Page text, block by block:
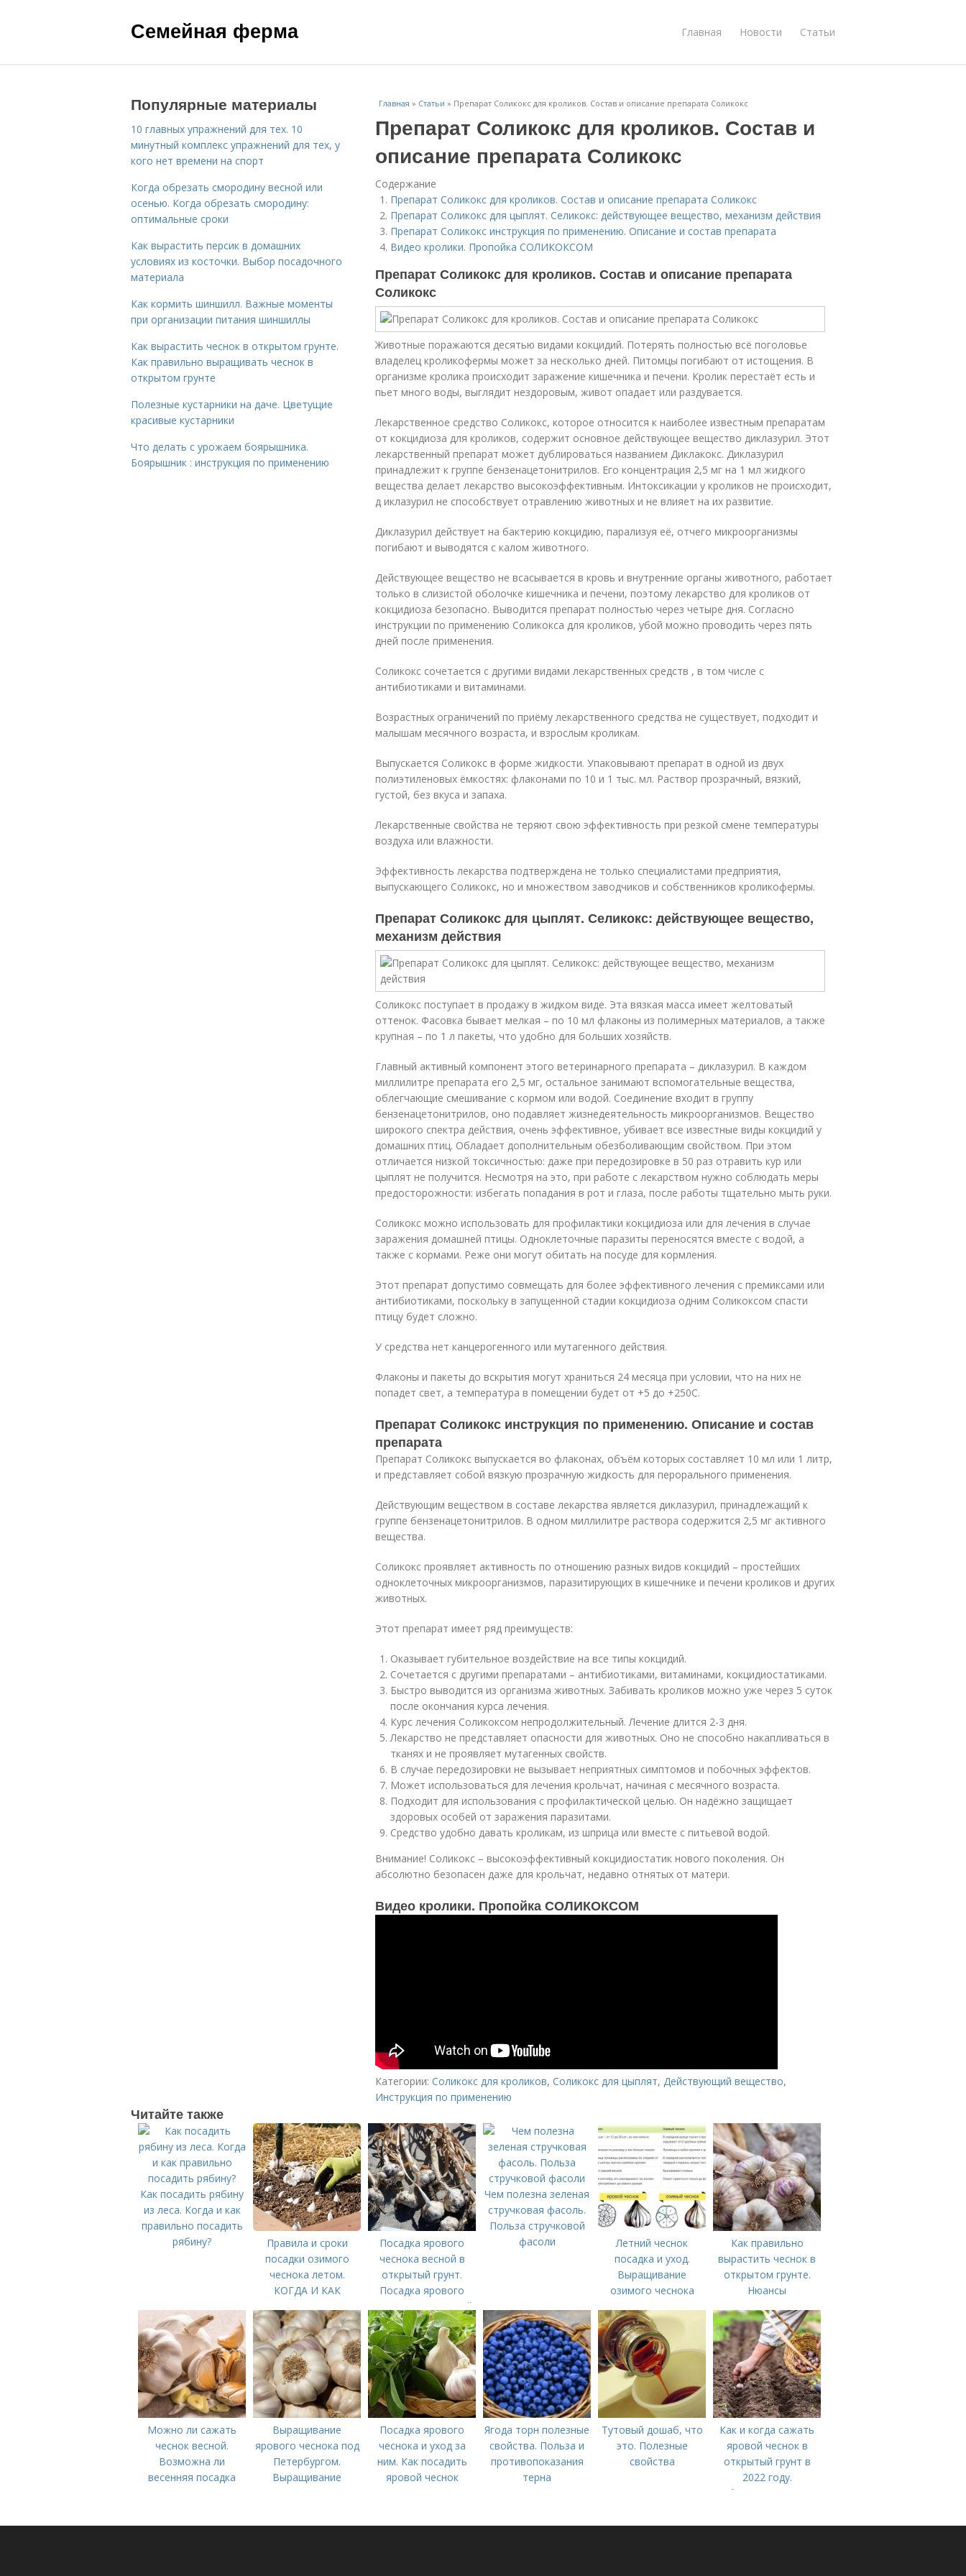
Семейная ферма Главная Новости Статьи
Главная » Статьи » Препарат Соликокс для кроликов. Состав и описание препарата Соликокс
Препарат Соликокс для кроликов. Состав и
описание препарата Соликокс
Содержание
Препарат Соликокс для кроликов. Состав и описание препарата Соликокс
Препарат Соликокс для цыплят. Селикокс: действующее вещество, механизм действия
Препарат Соликокс инструкция по применению. Описание и состав препарата
Видео кролики. Пропойка СОЛИКОКСОМ
Препарат Соликокс для кроликов. Состав и описание препарата
Соликокс
Животные поражаются десятью видами кокцидий. Потерять полностью всё поголовье
владелец кроликофермы может за несколько дней. Питомцы погибают от истощения. В
организме кролика происходит заражение кишечника и печени. Кролик перестаёт есть и
пьет много воды, выглядит нездоровым, живот опадает или раздувается.
Лекарственное средство Соликокс, которое относится к наиболее известным препаратам
от кокцидиоза для кроликов, содержит основное действующее вещество диклазурил. Этот
лекарственный препарат может дублироваться названием Диклакокс. Диклазурил
принадлежит к группе бензенацетонитрилов. Его концентрация 2,5 мг на 1 мл жидкого
вещества делает лекарство высокоэффективным. Интоксикации у кроликов не происходит,
д иклазурил не способствует отравлению животных и не влияет на их развитие.
Диклазурил действует на бактерию кокцидию, парализуя её, отчего микроорганизмы
погибают и выводятся с калом животного.
Действующее вещество не всасывается в кровь и внутренние органы животного, работает
только в слизистой оболочке кишечника и печени, поэтому лекарство для кроликов от
кокцидиоза безопасно. Выводится препарат полностью через четыре дня. Согласно
инструкции по применению Соликокса для кроликов, убой можно проводить через пять
дней после применения.
Соликокс сочетается с другими видами лекарственных средств , в том числе с
антибиотиками и витаминами.
Возрастных ограничений по приёму лекарственного средства не существует, подходит и
малышам месячного возраста, и взрослым кроликам.
Выпускается Соликокс в форме жидкости. Упаковывают препарат в одной из двух
полиэтиленовых ёмкостях: флаконами по 10 и 1 тыс. мл. Раствор прозрачный, вязкий,
густой, без вкуса и запаха.
Лекарственные свойства не теряют свою эффективность при резкой смене температуры
воздуха или влажности.
Эффективность лекарства подтверждена не только специалистами предприятия,
выпускающего Соликокс, но и множеством заводчиков и собственников кроликофермы.
Препарат Соликокс для цыплят. Селикокс: действующее вещество,
механизм действия
Соликокс поступает в продажу в жидком виде. Эта вязкая масса имеет желтоватый
оттенок. Фасовка бывает мелкая – по 10 мл флаконы из полимерных материалов, а также
крупная – по 1 л пакеты, что удобно для больших хозяйств.
Главный активный компонент этого ветеринарного препарата – диклазурил. В каждом
миллилитре препарата его 2,5 мг, остальное занимают вспомогательные вещества,
облегчающие смешивание с кормом или водой. Соединение входит в группу
бензенацетонитрилов, оно подавляет жизнедеятельность микроорганизмов. Вещество
широкого спектра действия, очень эффективное, убивает все известные виды кокцидий у
домашних птиц. Обладает дополнительным обезболивающим свойством. При этом
отличается низкой токсичностью: даже при передозировке в 50 раз отравить кур или
цыплят не получится. Несмотря на это, при работе с лекарством нужно соблюдать меры
предосторожности: избегать попадания в рот и глаза, после работы тщательно мыть руки.
Соликокс можно использовать для профилактики кокцидиоза или для лечения в случае
заражения домашней птицы. Одноклеточные паразиты переносятся вместе с водой, а
также с кормами. Реже они могут обитать на посуде для кормления.
Этот препарат допустимо совмещать для более эффективного лечения с премиксами или
антибиотиками, поскольку в запущенной стадии кокцидиоза одним Соликоксом спасти
птицу будет сложно.
У средства нет канцерогенного или мутагенного действия.
Флаконы и пакеты до вскрытия могут храниться 24 месяца при условии, что на них не
попадет свет, а температура в помещении будет от +5 до +250С.
Препарат Соликокс инструкция по применению. Описание и состав
препарата
Препарат Соликокс выпускается во флаконах, объём которых составляет 10 мл или 1 литр,
и представляет собой вязкую прозрачную жидкость для перорального применения.
Действующим веществом в составе лекарства является диклазурил, принадлежащий к
группе бензенацетонитрилов. В одном миллилитре раствора содержится 2,5 мг активного
вещества.
Соликокс проявляет активность по отношению разных видов кокцидий – простейших
одноклеточных микроорганизмов, паразитирующих в кишечнике и печени кроликов и других
животных.
Этот препарат имеет ряд преимуществ:
Оказывает губительное воздействие на все типы кокцидий.
Сочетается с другими препаратами – антибиотиками, витаминами, кокцидиостатиками.
Быстро выводится из организма животных. Забивать кроликов можно уже через 5 суток
после окончания курса лечения.
Курс лечения Соликоксом непродолжительный. Лечение длится 2-3 дня.
Лекарство не представляет опасности для животных. Оно не способно накапливаться в
тканях и не проявляет мутагенных свойств.
В случае передозировки не вызывает неприятных симптомов и побочных эффектов.
Может использоваться для лечения крольчат, начиная с месячного возраста.
Подходит для использования с профилактической целью. Он надёжно защищает
здоровых особей от заражения паразитами.
Средство удобно давать кроликам, из шприца или вместе с питьевой водой.
Внимание! Соликокс – высокоэффективный кокцидиостатик нового поколения. Он
абсолютно безопасен даже для крольчат, недавно отнятых от матери.
Видео кролики. Пропойка СОЛИКОКСОМ
Категории: Соликокс для кроликов, Соликокс для цыплят, Действующий вещество,
Инструкция по применению
Популярные материалы
10 главных упражнений для тех. 10
минутный комплекс упражнений для тех, у
кого нет времени на спорт
Когда обрезать смородину весной или
осенью. Когда обрезать смородину:
оптимальные сроки
Как вырастить персик в домашних
условиях из косточки. Выбор посадочного
материала
Как кормить шиншилл. Важные моменты
при организации питания шиншиллы
Как вырастить чеснок в открытом грунте.
Как правильно выращивать чеснок в
открытом грунте
Полезные кустарники на даче. Цветущие
красивые кустарники
Что делать с урожаем боярышника.
Боярышник : инструкция по применению
Читайте также
Как посадить рябину
из леса. Когда и как
правильно посадить
рябину?
Правила и сроки
посадки озимого
чеснока летом.
КОГДА И КАК
ПОСАДИТЬ ОЗИМЫЙ
ЧЕСНОК
Посадка ярового
чеснока весной в
открытый грунт.
Посадка ярового
чеснока в открытый
грунт
Чем полезна зеленая
стручковая фасоль.
Польза стручковой
фасоли
Летний чеснок
посадка и уход.
Выращивание
озимого чеснока
Как правильно
вырастить чеснок в
открытом грунте.
Нюансы
озимого чеснока
Можно ли сажать
чеснок весной.
Возможна ли
весенняя посадка
Выращивание
ярового чеснока под
Петербургом.
Выращивание
Посадка ярового
чеснока и уход за
ним. Как посадить
яровой чеснок
Ягода торн полезные
свойства. Польза и
противопоказания
терна
Тутовый дошаб, что
это. Полезные
свойства
Как и когда сажать
яровой чеснок в
открытый грунт в
2022 году.
Добавление статьи в